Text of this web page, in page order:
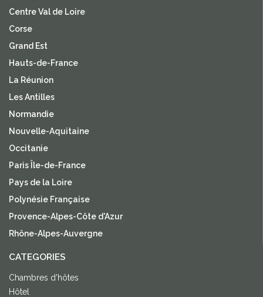
Centre Val de Loire
Corse
Grand Est
Hauts-de-France
La Réunion
Les Antilles
Normandie
Nouvelle-Aquitaine
Occitanie
Paris Île-de-France
Pays de la Loire
Polynésie Française
Provence-Alpes-Côte d'Azur
Rhône-Alpes-Auvergne
CATEGORIES
Chambres d'hôtes
Hôtel